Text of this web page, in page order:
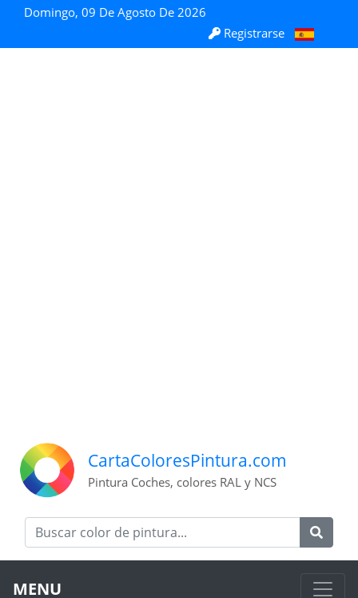
Domingo, 09 De Agosto De 2026
Registrarse
CartaColoresPintura.com
Pintura Coches, colores RAL y NCS
MENU